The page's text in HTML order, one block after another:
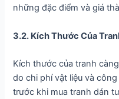
những đặc điểm và giá
3.2. Kích Thước Của
Kích thước của tranh
do chi phí vật liệu và
trước khi mua tranh dán